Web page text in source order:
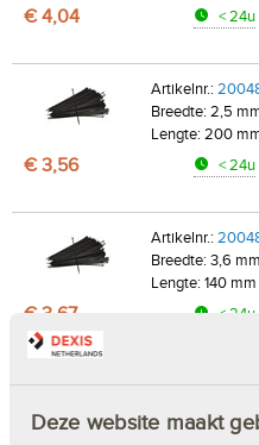
Deze website maakt
€ 4,04 < 24u
Artikelnr.:
Breedte: 2,5
Lengte: 200
€ 3,56 < 24u
Artikelnr.:
Breedte: 3,6 mm
Lengte: 140 mm
€ 3,67 < 24u
Artikelnr.:
Breedte: 3,6 mm
Lengte: 200